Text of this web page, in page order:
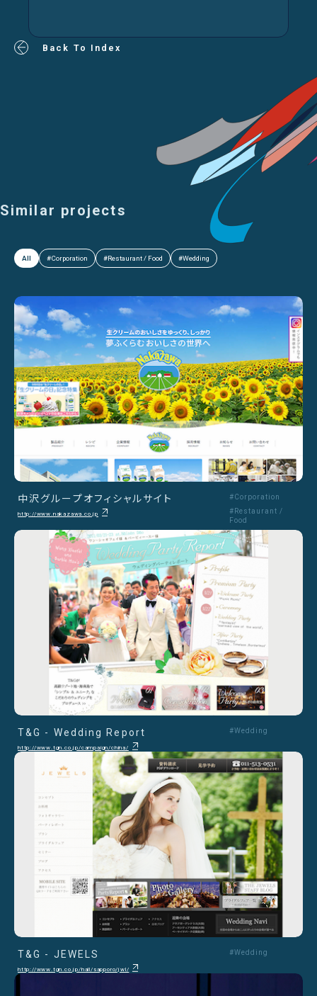
Back To Index
Similar projects
All #Corporation #Restaurant / Food #Wedding
中沢グループオフィシャルサイト
http://www.nakazawa.co.jp
#Corporation
#Restaurant /
Food
T&G - Wedding Report
http://www.tgn.co.jp/campaign/china/
#Wedding
T&G - JEWELS
http://www.tgn.co.jp/hall/sapporo/jwl/
#Wedding